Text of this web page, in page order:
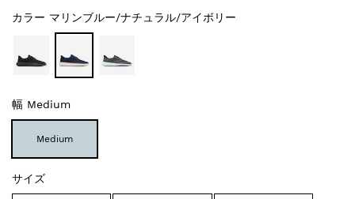
カラー マリンブルー/ナチュラル/アイボリー
幅 Medium
Medium
サイズ